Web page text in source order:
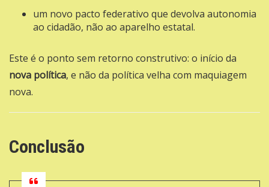
um novo pacto federativo que devolva autonomia
ao cidadão, não ao aparelho estatal.
Este é o ponto sem retorno construtivo: o início da
nova política, e não da política velha com maquiagem
nova.
Conclusão